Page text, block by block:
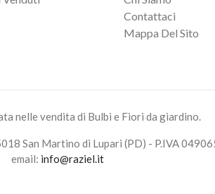
Contattaci
Mappa Del Sito
nelle vendita di Bulbi e Fiori da giardino.
San Martino di Lupari (PD) - P.IVA
email: info@raziel.it